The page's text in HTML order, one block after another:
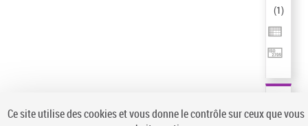
(1)
Ce site utilise des cookies et vous donne le contrôle sur ceux que vous